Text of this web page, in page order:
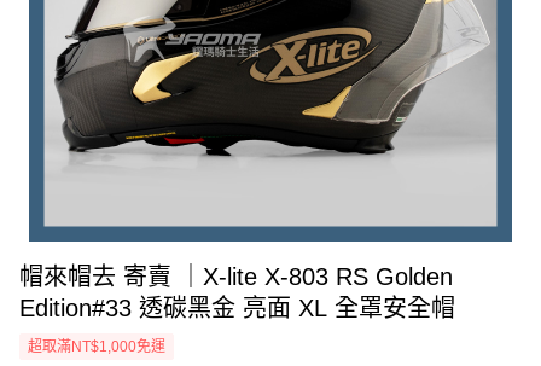
帽來帽去 寄賣 ｜X-lite X-803 RS Golden
Edition#33 透碳黑金 亮面 XL 全罩安全帽
超取滿NT$1,000免運